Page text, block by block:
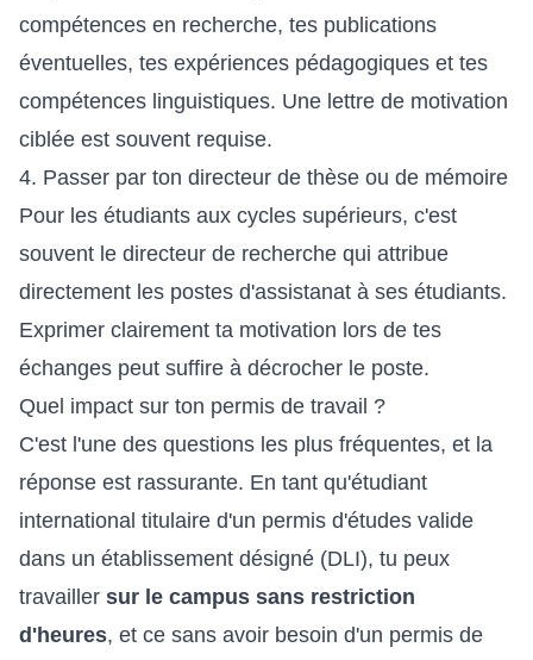
compétences en recherche, tes publications
éventuelles, tes expériences pédagogiques et tes
compétences linguistiques. Une lettre de motivation
ciblée est souvent requise.
4. Passer par ton directeur de thèse ou de mémoire
Pour les étudiants aux cycles supérieurs, c'est
souvent le directeur de recherche qui attribue
directement les postes d'assistanat à ses étudiants.
Exprimer clairement ta motivation lors de tes
échanges peut suffire à décrocher le poste.
Quel impact sur ton permis de travail ?
C'est l'une des questions les plus fréquentes, et la
réponse est rassurante. En tant qu'étudiant
international titulaire d'un permis d'études valide
dans un établissement désigné (DLI), tu peux
travailler sur le campus sans restriction
d'heures, et ce sans avoir besoin d'un permis de